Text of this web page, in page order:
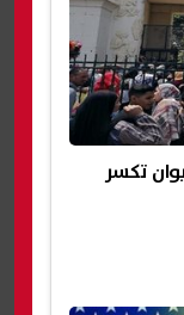
الحيوان تكسر